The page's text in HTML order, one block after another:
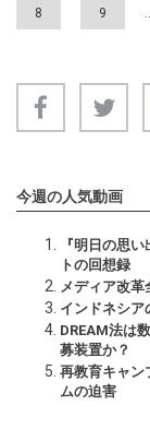
8 9
今週の人気動画
『明日の思
トの回想録
メディア改
インドネシア
DREAM法は
募装置か？
再教育キャン
ムの迫害